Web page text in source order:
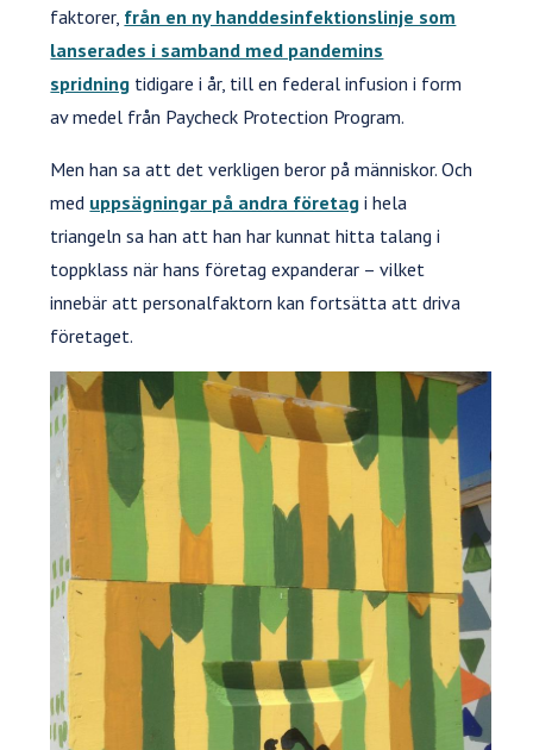
faktorer, från en ny handdesinfektionslinje som
lanserades i samband med pandemins
spridning tidigare i år, till en federal infusion i form
av medel från Paycheck Protection Program.
Men han sa att det verkligen beror på människor. Och
med uppsägningar på andra företag i hela
triangeln sa han att han har kunnat hitta talang i
toppklass när hans företag expanderar – vilket
innebär att personalfaktorn kan fortsätta att driva
företaget.